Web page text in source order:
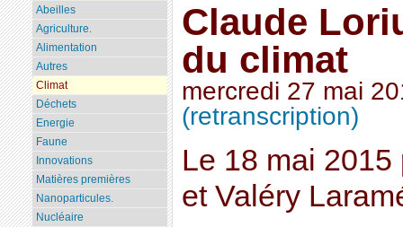
Claude
du climat
mercredi 27 mai
(retranscription)
Le 18 mai
et Valéry
Abeilles
Agriculture.
Alimentation
Autres
Climat
Déchets
Energie
Faune
Innovations
Matières premières
Nanoparticules.
Nucléaire